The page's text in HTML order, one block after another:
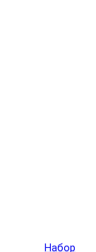
Набор